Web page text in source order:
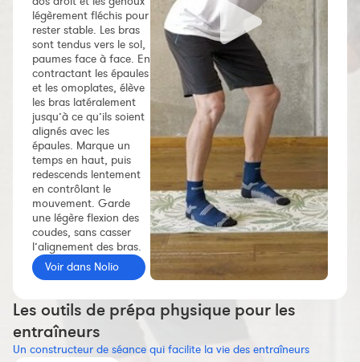
Constructeur de séances
Sportif Premium
L'équipe Nolio
FAQ
légèrement fléchis pour
rester stable. Les bras
sont tendus vers le sol,
paumes face à face. En
contractant les épaules
et les omoplates, élève
les bras latéralement
jusqu’à ce qu’ils soient
alignés avec les
épaules. Marque un
temps en haut, puis
redescends lentement
en contrôlant le
mouvement. Garde
une légère flexion des
coudes, sans casser
l’alignement des bras.
Voir dans Nolio
Les outils de prépa physique pour les
entraîneurs
Un constructeur de séance qui facilite la vie des entraîneurs